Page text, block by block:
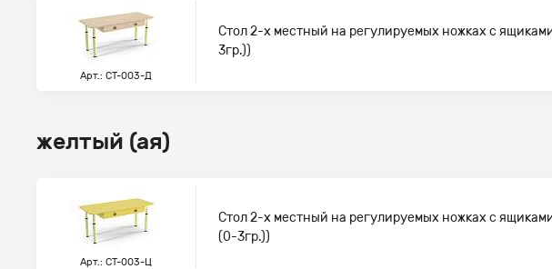
Арт.: СТ-003-Д
Стол 2-х местный на регулируемых ножках с
3гр.))
желтый (ая)
Арт.: СТ-003-Ц
Стол 2-х местный на регулируемых ножках с
(0-3гр.))